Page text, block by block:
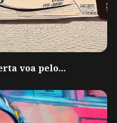
voa pelo...